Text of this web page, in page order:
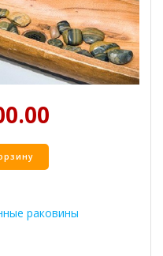
раковины